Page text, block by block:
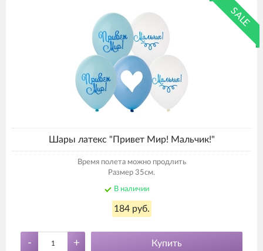
SALE
Шары латекс "Привет Мир! Мальчик!"
Время полета можно продлить
Размер 35см.
В наличии
184 руб.
- + Купить